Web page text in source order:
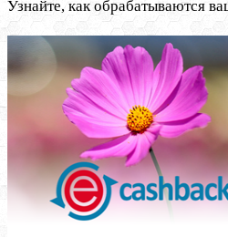
Узнайте, как обрабатываются